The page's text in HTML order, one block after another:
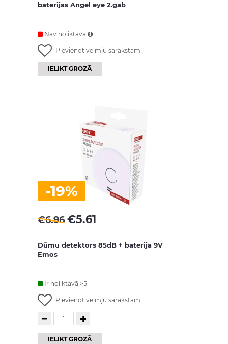
baterijas Angel eye 2.gab
Nav noliktavā
Pievienot vēlmju sarakstam
IELIKT GROZĀ
-19%
€6.96 €5.61
Dūmu detektors 85dB + baterija 9V
Emos
Ir noliktavā >5
Pievienot vēlmju sarakstam
IELIKT GROZĀ